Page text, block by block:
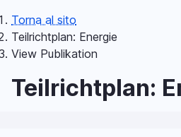
al
contenuto
principale
Briciole
di
pane
Torna al sito
Teilrichtplan: Energie
View Publikation
Teilrichtplan: